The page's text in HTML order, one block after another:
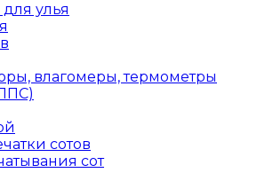
улья
влагомеры, термометры
сотов
сот